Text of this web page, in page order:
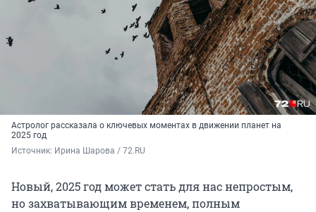
Астролог рассказала о ключевых моментах в движении планет на
2025 год
Источник: Ирина Шарова / 72.RU
Новый, 2025 год может стать для нас непростым,
но захватывающим временем, полным